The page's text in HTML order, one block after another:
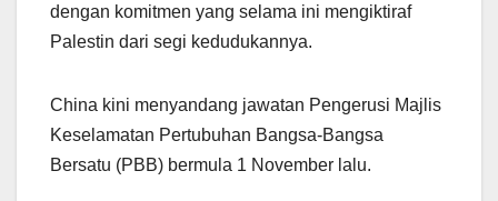
dengan komitmen yang selama ini mengiktiraf
Palestin dari segi kedudukannya.
China kini menyandang jawatan Pengerusi Majlis
Keselamatan Pertubuhan Bangsa-Bangsa
Bersatu (PBB) bermula 1 November lalu.